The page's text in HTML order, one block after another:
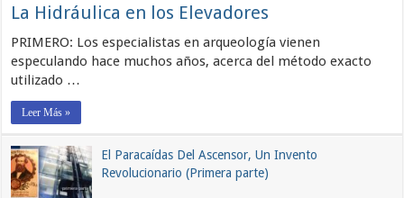
La Hidráulica en los Elevadores
PRIMERO: Los especialistas en arqueología vienen
especulando hace muchos años, acerca del método exacto
utilizado …
Leer Más »
El Paracaídas Del Ascensor, Un Invento
Revolucionario (Primera parte)